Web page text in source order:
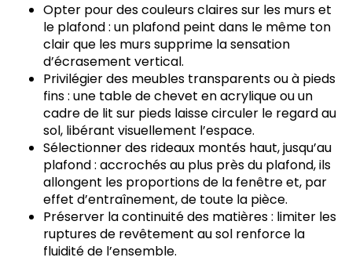
Opter pour des couleurs claires sur les murs et
le plafond : un plafond peint dans le même ton
clair que les murs supprime la sensation
d’écrasement vertical.
Privilégier des meubles transparents ou à pieds
fins : une table de chevet en acrylique ou un
cadre de lit sur pieds laisse circuler le regard au
sol, libérant visuellement l’espace.
Sélectionner des rideaux montés haut, jusqu’au
plafond : accrochés au plus près du plafond, ils
allongent les proportions de la fenêtre et, par
effet d’entraînement, de toute la pièce.
Préserver la continuité des matières : limiter les
ruptures de revêtement au sol renforce la
fluidité de l’ensemble.